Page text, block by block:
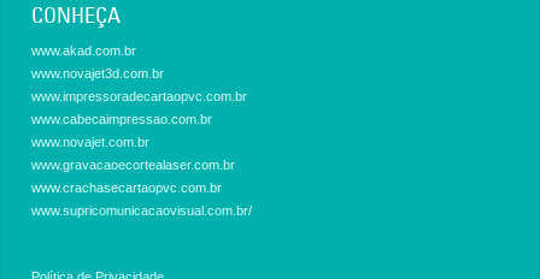
CONHEÇA
www.akad.com.br
www.novajet3d.com.br
www.impressoradecartaopvc.com.br
www.cabecaimpressao.com.br
www.novajet.com.br
www.gravacaoecortealaser.com.br
www.crachasecartaopvc.com.br
www.supricomunicacaovisual.com.br/